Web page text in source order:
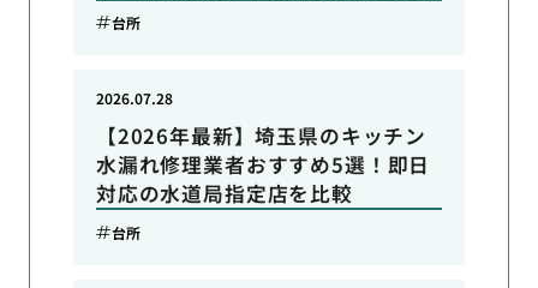
台所
【2026年最新】埼玉県のキッチン
水漏れ修理業者おすすめ5選！即日
対応の水道局指定店を比較
2026.07.28
台所